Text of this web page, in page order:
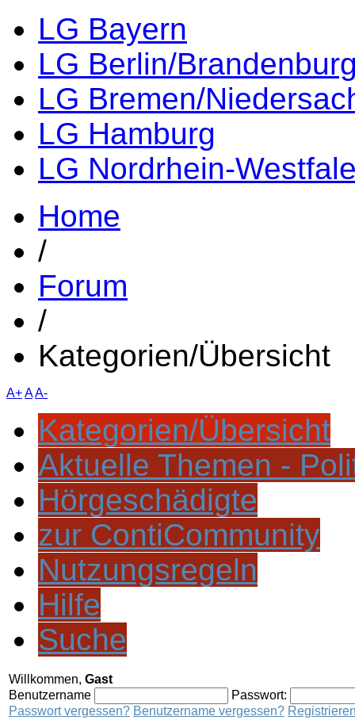
LG Bayern
LG Berlin/
LG Bremen/
LG Hamburg
LG Nordrhein-
Home
/
Forum
/
Kategorien/Übersicht
A+AA-
Kategorien/Übersicht
Aktuelle Themen -
Hörgeschädigte
zur ContiCommunity
Nutzungsregeln
Hilfe
Suche
Willkommen, Gast
Benutzername
Passwort:
Passwort vergessen? Benutzername vergessen?